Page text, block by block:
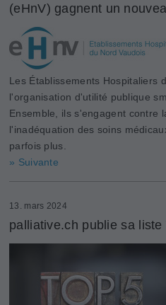
(eHnV) gagnent un
Les Établissements Hospitaliers
l'organisation d'utilité publique
Ensemble, ils s'engagent contre
l'inadéquation des soins
parfois plus.
» Suivante
13. mars 2024
palliative.ch publie sa liste